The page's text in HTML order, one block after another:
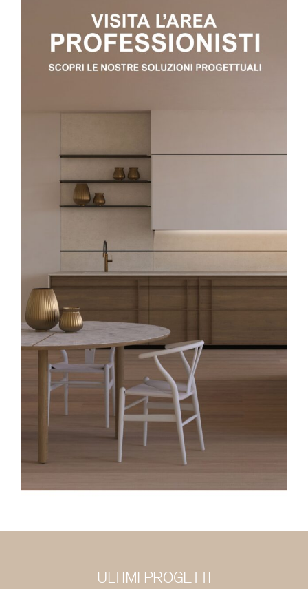
ULTIMI PROGETTI